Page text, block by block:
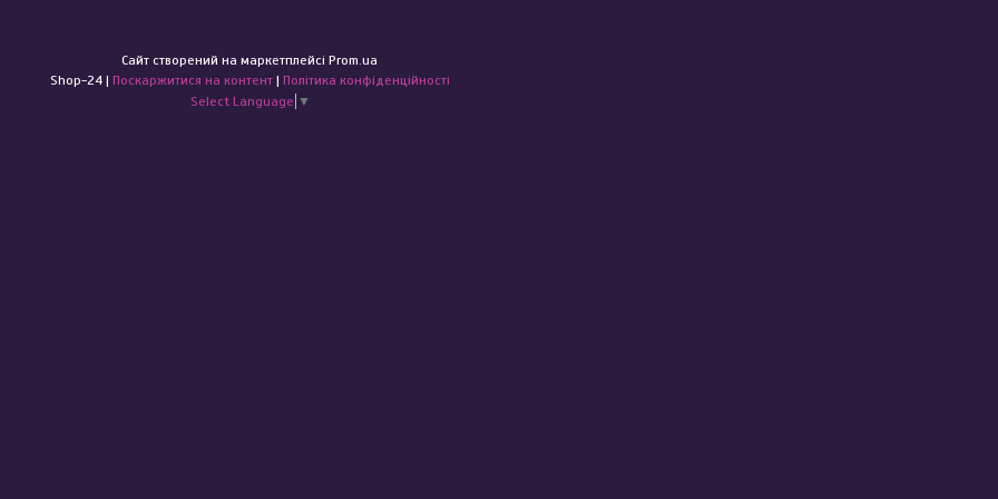
Сайт створений на маркетплейсі Prom.ua
Shop-24 | Поскаржитися на контент | Політика конфіденційності
Select Language ▼